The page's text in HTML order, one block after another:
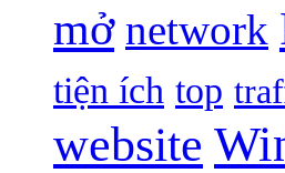
mở network
tiện ích top
website